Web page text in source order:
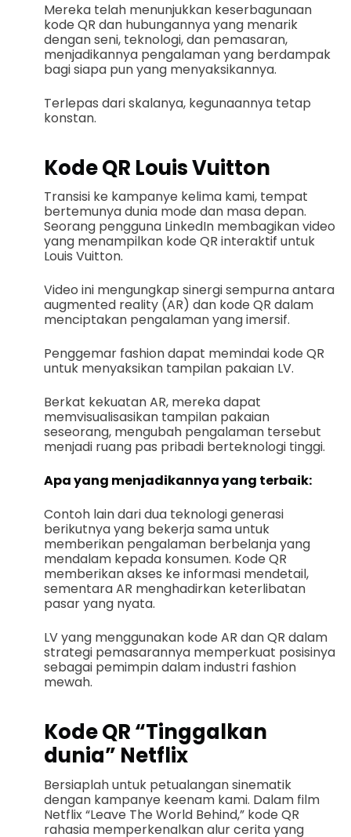
Mereka telah menunjukkan keserbagunaan
kode QR dan hubungannya yang menarik
dengan seni, teknologi, dan pemasaran,
menjadikannya pengalaman yang berdampak
bagi siapa pun yang menyaksikannya.
Terlepas dari skalanya, kegunaannya tetap
konstan.
Kode QR Louis Vuitton
Transisi ke kampanye kelima kami, tempat
bertemunya dunia mode dan masa depan.
Seorang pengguna LinkedIn membagikan video
yang menampilkan kode QR interaktif untuk
Louis Vuitton.
Video ini mengungkap sinergi sempurna antara
augmented reality (AR) dan kode QR dalam
menciptakan pengalaman yang imersif.
Penggemar fashion dapat memindai kode QR
untuk menyaksikan tampilan pakaian LV.
Berkat kekuatan AR, mereka dapat
memvisualisasikan tampilan pakaian
seseorang, mengubah pengalaman tersebut
menjadi ruang pas pribadi berteknologi tinggi.
Apa yang menjadikannya yang terbaik:
Contoh lain dari dua teknologi generasi
berikutnya yang bekerja sama untuk
memberikan pengalaman berbelanja yang
mendalam kepada konsumen. Kode QR
memberikan akses ke informasi mendetail,
sementara AR menghadirkan keterlibatan
pasar yang nyata.
LV yang menggunakan kode AR dan QR dalam
strategi pemasarannya memperkuat posisinya
sebagai pemimpin dalam industri fashion
mewah.
Kode QR “Tinggalkan
dunia” Netflix
Bersiaplah untuk petualangan sinematik
dengan kampanye keenam kami. Dalam film
Netflix “Leave The World Behind,” kode QR
rahasia memperkenalkan alur cerita yang